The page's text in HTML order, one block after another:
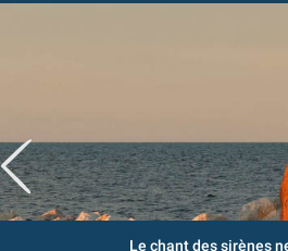
Le chant des sirènes